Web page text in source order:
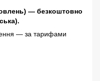
— безкоштовно
— за тарифами